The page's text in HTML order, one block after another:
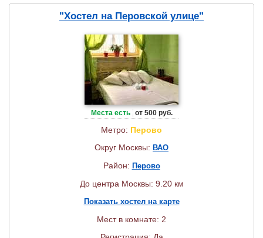
"Хостел на Перовской улице"
Места есть от 500 руб.
Метро: Перово
Округ Москвы: ВАО
Район: Перово
До центра Москвы: 9.20 км
Показать хостел на карте
Мест в комнате: 2